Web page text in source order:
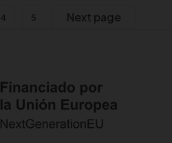
4 5 Next page